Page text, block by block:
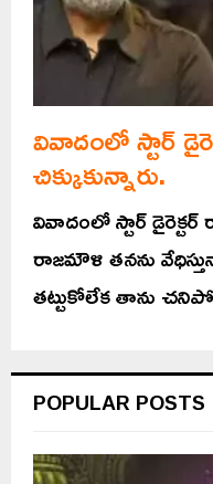
వివాదంలో స్టార్
చిక్కుకున్నారు.
వివాదంలో స్టార్ డైరెక్టర్‌
రాజమౌళి తనను
తట్టుకోలేక తాను
POPULAR POSTS